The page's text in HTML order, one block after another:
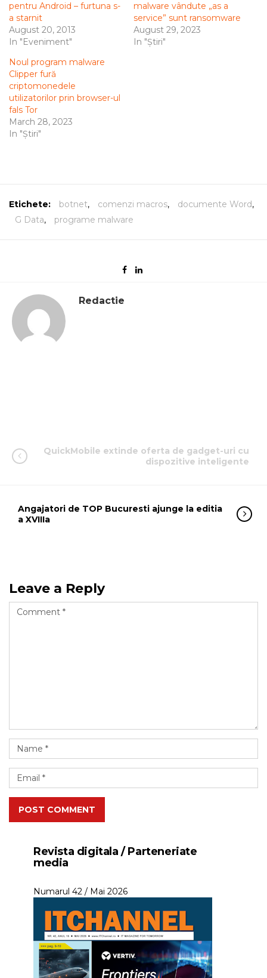
pentru Android – furtuna s-
a starnit
August 20, 2013
In "Eveniment"
malware vândute „as a
service” sunt ransomware
August 29, 2023
In "Știri"
Noul program malware
Clipper fură
criptomonedele
utilizatorilor prin browser-ul
fals Tor
March 28, 2023
In "Știri"
Etichete: botnet, comenzi macros, documente Word,
G Data, programe malware
Redactie
QuickMobile extinde oferta de gadget-uri cu
dispozitive inteligente
Angajatori de TOP Bucuresti ajunge la editia
a XVIIIa
Leave a Reply
POST COMMENT
Revista digitala / Parteneriate
media
Numarul 42 / Mai 2026